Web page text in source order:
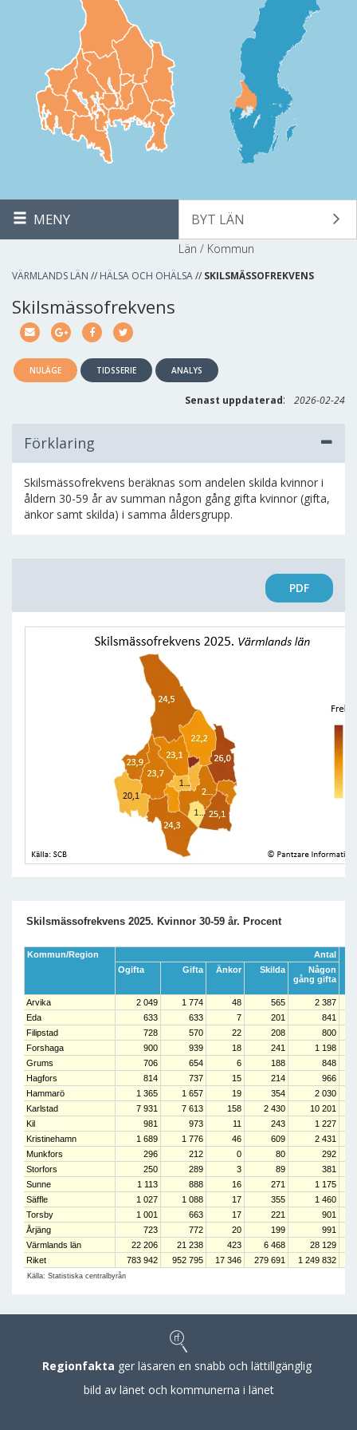
MENY BYT LÄN
Län / Kommun
VÄRMLANDS LÄN // HÄLSA OCH OHÄLSA// SKILSMÄSSOFREKVENS
Skilsmässofrekvens
NULÄGE TIDSSERIE ANALYS
Senast uppdaterad: 2026-02-24
Förklaring
Skilsmässofrekvens beräknas som andelen skilda kvinnor i
åldern 30-59 år av summan någon gång gifta kvinnor (gifta,
änkor samt skilda) i samma åldersgrupp.
PDF
Skilsmässofrekvens 2025. Kvinnor 30-59 år. Procent
Kommun/Region Antal
Ogifta
Gifta Änkor Skilda
Någon
gång gifta
Arvika 2 049 1 774 48 565
2 387
Eda
633 633 7 201
841
Filipstad
728 570 22 208
800
Forshaga
900 939 18 241
1 198
Grums
706 654 6 188
848
Hagfors
814 737 15 214
966
Hammarö
1 365 1 657 19 354
2 030
Karlstad
7 931 7 613 158 2 430
10 201
Kil
981 973 11 243
1 227
Kristinehamn
1 689 1 776 46 609
2 431
Munkfors
296 212 0 80
292
Storfors
250 289 3 89
381
Sunne
1 113 888 16 271
1 175
Säffle
1 027 1 088 17 355
1 460
Torsby
1 001 663 17 221
901
Årjäng
723 772 20 199
991
Värmlands län
22 206 21 238 423 6 468
28 129
Riket
783 942 952 795 17 346 279 691 1 249 832
Källa: Statistiska centralbyrån
Regionfakta ger läsaren en snabb och lättillgänglig
bild av länet och kommunerna i länet